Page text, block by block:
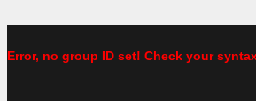
Error, no group ID set! Check your